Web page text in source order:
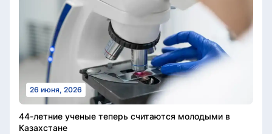
26 июня, 2026
44-летние ученые теперь считаются молодыми в
Казахстане